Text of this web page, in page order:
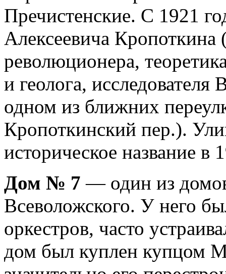
Пречистенские. С 1921
Алексеевича
революционера,
и геолога,
одном из ближних
Кропоткинский пер.).
историческое название в
Дом № 7 — один из
Всеволожского. У него
оркестров, часто
дом был куплен купцом